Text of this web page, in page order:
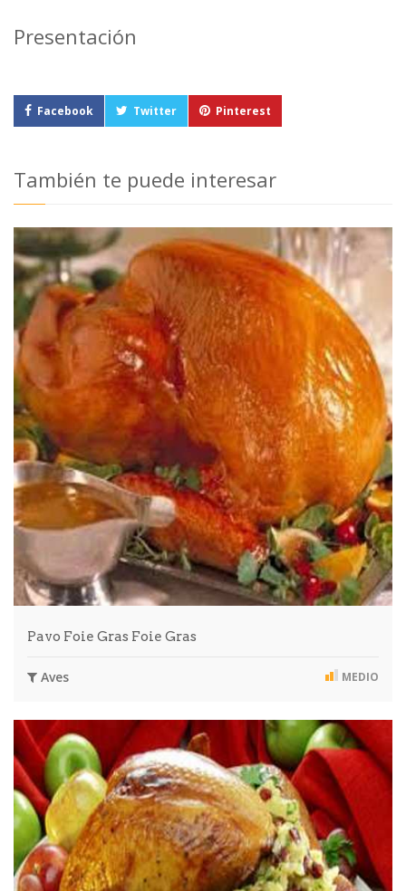
Presentación
Facebook Twitter Pinterest
También te puede interesar
Pavo Foie Gras Foie Gras
Aves MEDIO